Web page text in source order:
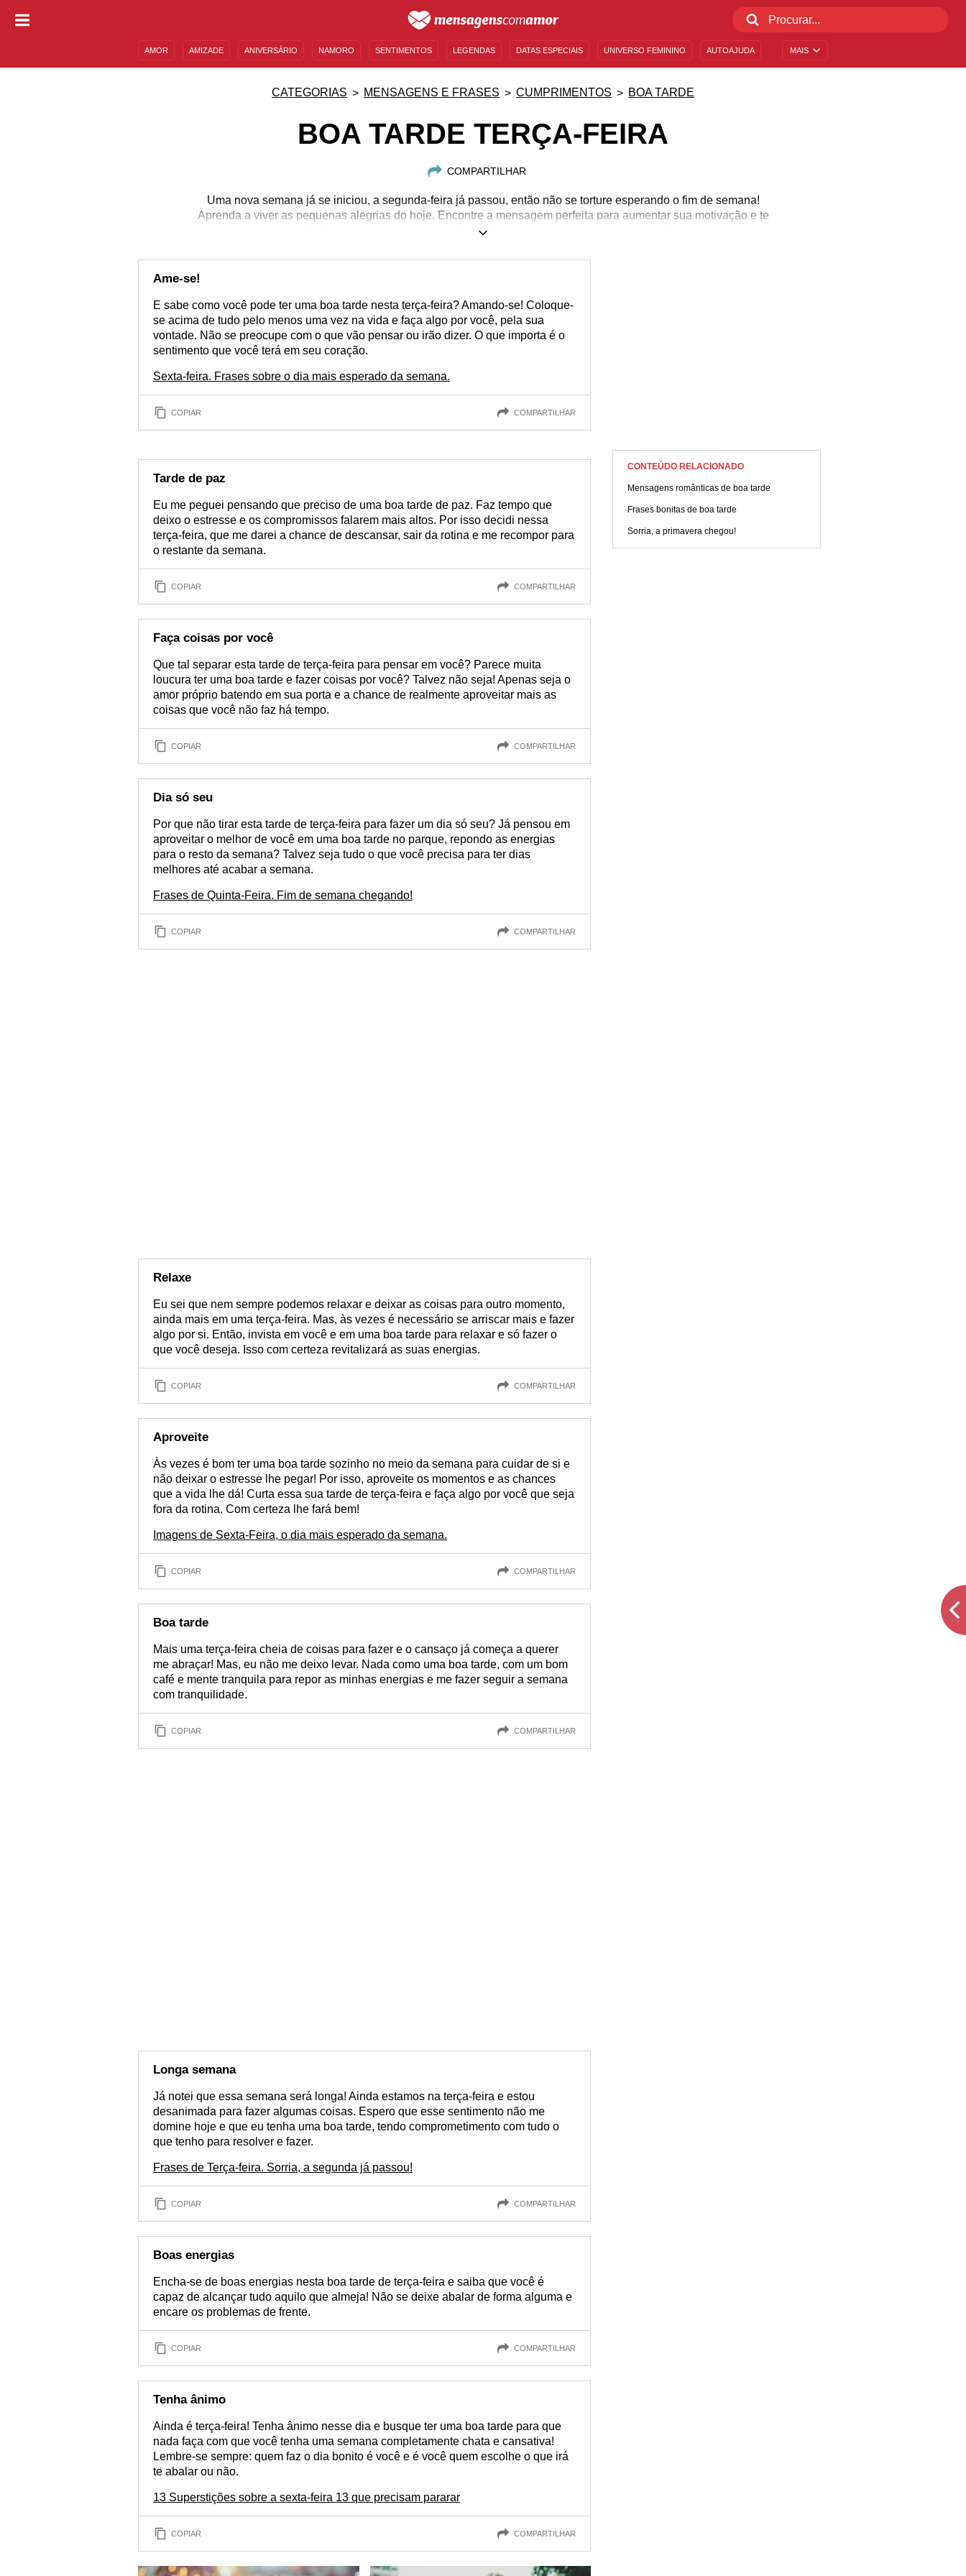
MAIS
AMOR AMIZADE ANIVERSÁRIO NAMORO SENTIMENTOS LEGENDAS DATAS ESPECIAIS UNIVERSO FEMININO AUTOAJUDA
CATEGORIAS MENSAGENS E FRASES CUMPRIMENTOS BOA TARDE
BOA TARDE TERÇA-FEIRA
COMPARTILHAR
Uma nova semana já se iniciou, a segunda-feira já passou, então não se torture esperando o fim de semana!
Aprenda a viver as pequenas alegrias do hoje. Encontre a mensagem perfeita para aumentar sua motivação e te
ajudar a manter suas energias lá em cima para passar por esta semana!
Ame-se!
E sabe como você pode ter uma boa tarde nesta terça-feira? Amando-se! Coloque-
se acima de tudo pelo menos uma vez na vida e faça algo por você, pela sua
vontade. Não se preocupe com o que vão pensar ou irão dizer. O que importa é o
sentimento que você terá em seu coração.
Sexta-feira. Frases sobre o dia mais esperado da semana.
COPIAR COMPARTILHAR
Tarde de paz
Eu me peguei pensando que preciso de uma boa tarde de paz. Faz tempo que
deixo o estresse e os compromissos falarem mais altos. Por isso decidi nessa
terça-feira, que me darei a chance de descansar, sair da rotina e me recompor para
o restante da semana.
COPIAR COMPARTILHAR
Faça coisas por você
Que tal separar esta tarde de terça-feira para pensar em você? Parece muita
loucura ter uma boa tarde e fazer coisas por você? Talvez não seja! Apenas seja o
amor próprio batendo em sua porta e a chance de realmente aproveitar mais as
coisas que você não faz há tempo.
COPIAR COMPARTILHAR
Dia só seu
Por que não tirar esta tarde de terça-feira para fazer um dia só seu? Já pensou em
aproveitar o melhor de você em uma boa tarde no parque, repondo as energias
para o resto da semana? Talvez seja tudo o que você precisa para ter dias
melhores até acabar a semana.
Frases de Quinta-Feira. Fim de semana chegando!
COPIAR COMPARTILHAR
Relaxe
Eu sei que nem sempre podemos relaxar e deixar as coisas para outro momento,
ainda mais em uma terça-feira. Mas, às vezes é necessário se arriscar mais e fazer
algo por si. Então, invista em você e em uma boa tarde para relaxar e só fazer o
que você deseja. Isso com certeza revitalizará as suas energias.
COPIAR COMPARTILHAR
Aproveite
Às vezes é bom ter uma boa tarde sozinho no meio da semana para cuidar de si e
não deixar o estresse lhe pegar! Por isso, aproveite os momentos e as chances
que a vida lhe dá! Curta essa sua tarde de terça-feira e faça algo por você que seja
fora da rotina. Com certeza lhe fará bem!
Imagens de Sexta-Feira, o dia mais esperado da semana.
COPIAR COMPARTILHAR
Boa tarde
Mais uma terça-feira cheia de coisas para fazer e o cansaço já começa a querer
me abraçar! Mas, eu não me deixo levar. Nada como uma boa tarde, com um bom
café e mente tranquila para repor as minhas energias e me fazer seguir a semana
com tranquilidade.
COPIAR COMPARTILHAR
Longa semana
Já notei que essa semana será longa! Ainda estamos na terça-feira e estou
desanimada para fazer algumas coisas. Espero que esse sentimento não me
domine hoje e que eu tenha uma boa tarde, tendo comprometimento com tudo o
que tenho para resolver e fazer.
Frases de Terça-feira. Sorria, a segunda já passou!
COPIAR COMPARTILHAR
Boas energias
Encha-se de boas energias nesta boa tarde de terça-feira e saiba que você é
capaz de alcançar tudo aquilo que almeja! Não se deixe abalar de forma alguma e
encare os problemas de frente.
COPIAR COMPARTILHAR
Tenha ânimo
Ainda é terça-feira! Tenha ânimo nesse dia e busque ter uma boa tarde para que
nada faça com que você tenha uma semana completamente chata e cansativa!
Lembre-se sempre: quem faz o dia bonito é você e é você quem escolhe o que irá
te abalar ou não.
13 Superstições sobre a sexta-feira 13 que precisam pararar
COPIAR COMPARTILHAR
CONTEÚDO RELACIONADO
Mensagens românticas de boa tarde
Frases bonitas de boa tarde
Sorria, a primavera chegou!